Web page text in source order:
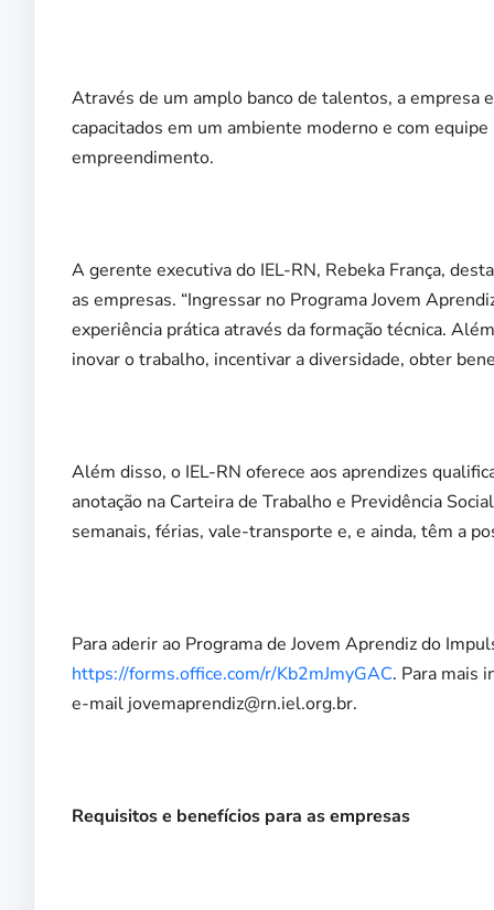
Através de um amplo banco de talentos, a empresa
capacitados em um ambiente moderno e com
empreendimento.
A gerente executiva do IEL-RN, Rebeka França,
as empresas. “Ingressar no Programa Jovem
experiência prática através da formação técnica.
inovar o trabalho, incentivar a diversidade, obter
Além disso, o IEL-RN oferece aos aprendizes
anotação na Carteira de Trabalho e Previdência
semanais, férias, vale-transporte e, e ainda, têm a
Para aderir ao Programa de Jovem Aprendiz do
https://forms.office.com/r/Kb2mJmyGAC. Para mais
e-mail jovemaprendiz@rn.iel.org.br.
Requisitos e benefícios para as empresas